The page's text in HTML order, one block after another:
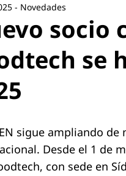
- Novedades
socio
se
sigue ampliando
Desde el 1 de
con sede en